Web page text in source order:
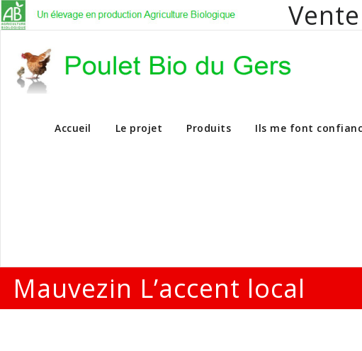
Vente en direct
Accueil Le projet Produits Ils me font
Mauvezin L’accent local